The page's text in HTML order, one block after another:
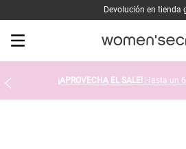
Devolución en tienda
¡APROVECHA EL SALE! Hasta un